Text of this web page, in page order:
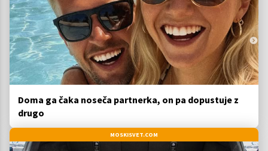
Doma ga čaka noseča partnerka, on pa dopustuje z
drugo
MOSKISVET.COM